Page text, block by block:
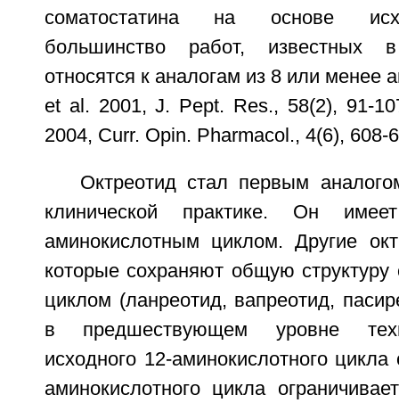
соматостатина на основе
большинство работ, известных
относятся к аналогам из 8 или менее
et al. 2001, J. Pept. Res., 58(2), 91-
2004, Curr. Opin. Pharmacol., 4(6), 608-
Октреотид стал первым
клинической практике. Он
аминокислотным циклом. Другие
которые сохраняют общую
циклом (ланреотид, вапреотид,
в предшествующем уровне
исходного 12-аминокислотного
аминокислотного цикла